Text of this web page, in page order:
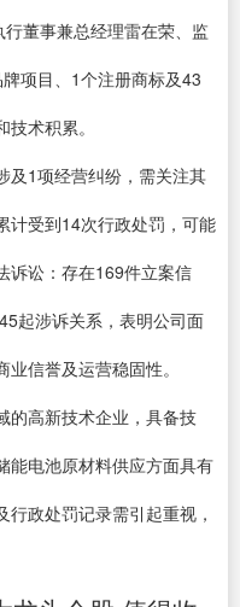
董事兼总经理雷在荣、监
项目、1个注册商标及43
术积累。
及1项经营纠纷，需关注其
计受到14次行政处罚，可能
诉讼：存在169件立案信
起涉诉关系，表明公司面
信誉及运营稳固性。
的高新技术企业，具备技
能电池原材料供应方面具有
政处罚记录需引起重视，